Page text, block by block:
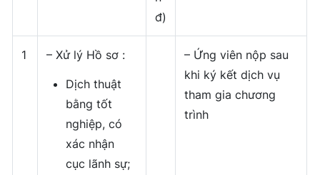
đ)
1 – Xử lý Hồ sơ :
Dịch thuật
bằng tốt
nghiệp, có
xác nhận
cục lãnh sự;
– Ứng viên nộp sau
khi ký kết dịch vụ
tham gia chương
trình